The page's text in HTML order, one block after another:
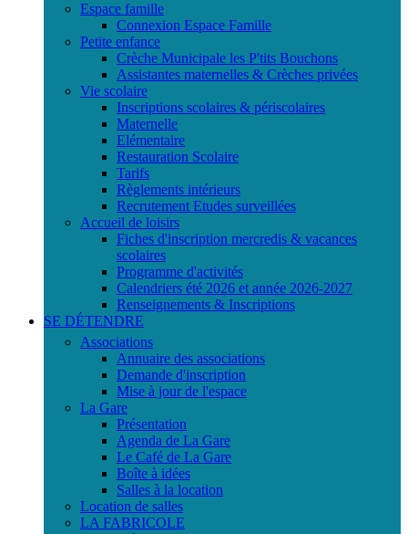
Espace famille
Connexion Espace Famille
Petite enfance
Crèche Municipale les P'tits Bouchons
Assistantes maternelles & Crèches privées
Vie scolaire
Inscriptions scolaires & périscolaires
Maternelle
Elémentaire
Restauration Scolaire
Tarifs
Règlements intérieurs
Recrutement Etudes surveillées
Accueil de loisirs
Fiches d'inscription mercredis & vacances
scolaires
Programme d'activités
Calendriers été 2026 et année 2026-2027
Renseignements & Inscriptions
SE DÉTENDRE
Associations
Annuaire des associations
Demande d'inscription
Mise à jour de l'espace
La Gare
Présentation
Agenda de La Gare
Le Café de La Gare
Boîte à idées
Salles à la location
Location de salles
LA FABRICOLE